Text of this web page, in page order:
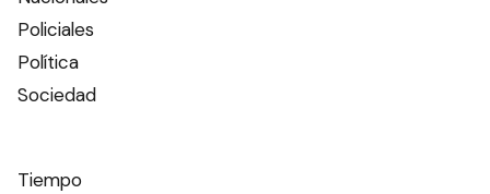
Policiales
Política
Sociedad
Tiempo